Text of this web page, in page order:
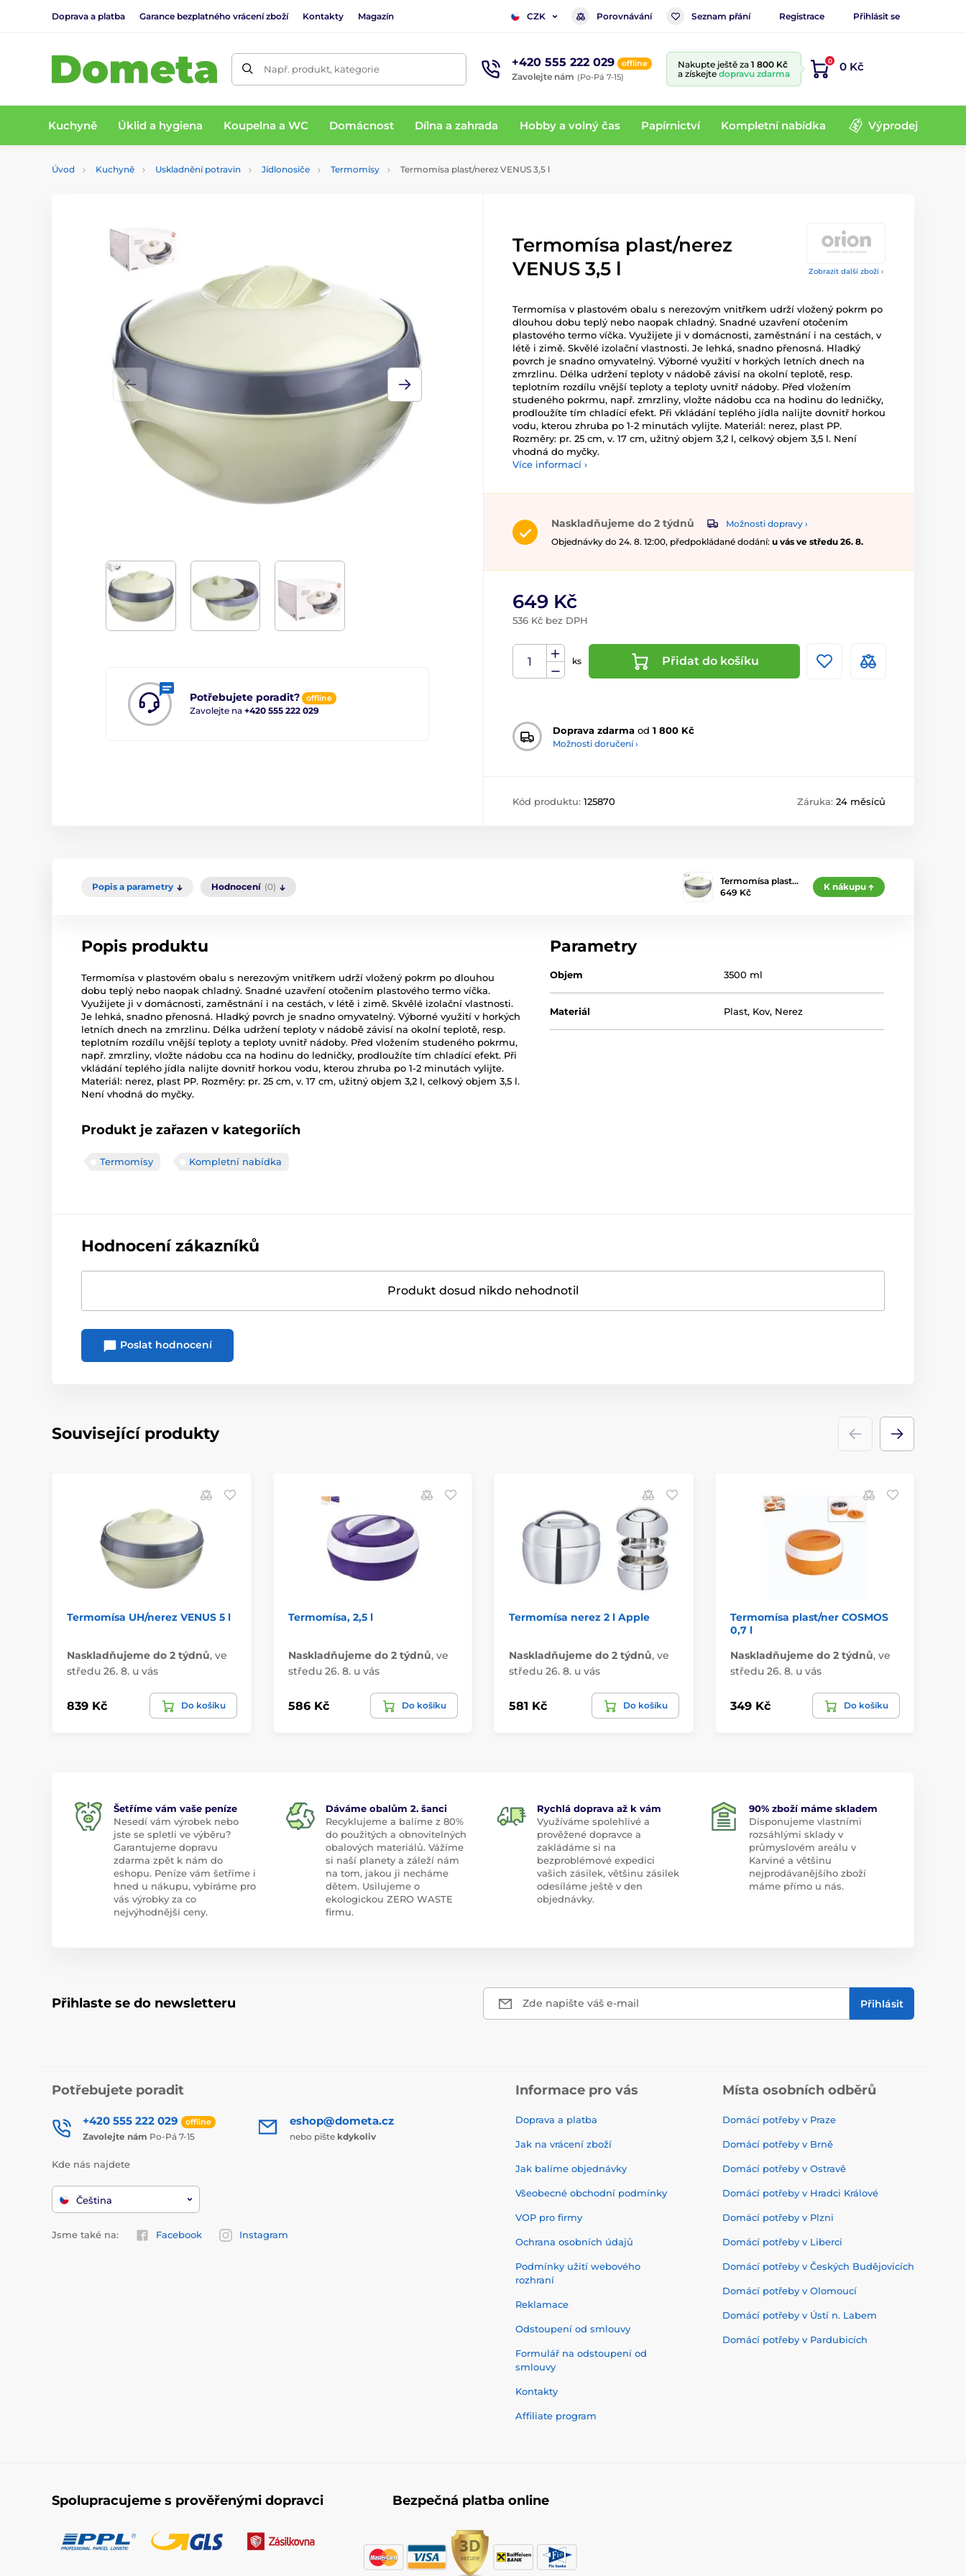
Doprava a platba Garance bezplatného vrácení zboží Kontakty Magazín CZK Porovnávání Seznam přání Registrace Přihlásit se
Např. produkt, kategorie +420 555 222 029 offline
Zavolejte nám (Po-Pá 7-15)
Nakupte ještě za 1 800 Kč
a získejte dopravu zdarma
0 0 Kč
Kuchyně Úklid a hygiena Koupelna a WC Domácnost Dílna a zahrada Hobby a volný čas Papírnictví Kompletní nabídka Výprodej
Úvod Kuchyně Uskladnění potravin Jídlonosiče Termomísy Termomísa plast/nerez VENUS 3,5 l
Zobrazit další zboží ›
Potřebujete poradit? offline
Zavolejte na +420 555 222 029
Termomísa plast/nerez
VENUS 3,5 l
Termomísa v plastovém obalu s nerezovým vnitřkem udrží vložený pokrm po
dlouhou dobu teplý nebo naopak chladný. Snadné uzavření otočením
plastového termo víčka. Využijete ji v domácnosti, zaměstnání i na cestách, v
létě i zimě. Skvělé izolační vlastnosti. Je lehká, snadno přenosná. Hladký
povrch je snadno omyvatelný. Výborné využití v horkých letních dnech na
zmrzlinu. Délka udržení teploty v nádobě závisí na okolní teplotě, resp.
teplotním rozdílu vnější teploty a teploty uvnitř nádoby. Před vložením
studeného pokrmu, např. zmrzliny, vložte nádobu cca na hodinu do ledničky,
prodloužíte tím chladící efekt. Při vkládání teplého jídla nalijte dovnitř horkou
vodu, kterou zhruba po 1-2 minutách vylijte. Materiál: nerez, plast PP.
Rozměry: pr. 25 cm, v. 17 cm, užitný objem 3,2 l, celkový objem 3,5 l. Není
vhodná do myčky.
Více informací ›
Naskladňujeme do 2 týdnů
Možnosti dopravy ›
Objednávky do 24. 8. 12:00, předpokládané dodání: u vás ve středu 26. 8.
649 Kč
536 Kč bez DPH
ks Přidat do košíku
Doprava zdarma od 1 800 Kč
Možnosti doručení ›
Kód produktu: 125870 Záruka: 24 měsíců
Popis a parametry Hodnocení (0)
Termomísa plast…
649 Kč
K nákupu
Popis produktu
Termomísa v plastovém obalu s nerezovým vnitřkem udrží vložený pokrm po dlouhou
dobu teplý nebo naopak chladný. Snadné uzavření otočením plastového termo víčka.
Využijete ji v domácnosti, zaměstnání i na cestách, v létě i zimě. Skvělé izolační vlastnosti.
Je lehká, snadno přenosná. Hladký povrch je snadno omyvatelný. Výborné využití v horkých
letních dnech na zmrzlinu. Délka udržení teploty v nádobě závisí na okolní teplotě, resp.
teplotním rozdílu vnější teploty a teploty uvnitř nádoby. Před vložením studeného pokrmu,
např. zmrzliny, vložte nádobu cca na hodinu do ledničky, prodloužíte tím chladící efekt. Při
vkládání teplého jídla nalijte dovnitř horkou vodu, kterou zhruba po 1-2 minutách vylijte.
Materiál: nerez, plast PP. Rozměry: pr. 25 cm, v. 17 cm, užitný objem 3,2 l, celkový objem 3,5 l.
Není vhodná do myčky.
Produkt je zařazen v kategoriích
Termomísy Kompletní nabídka
Parametry
Objem 3500 ml
Materiál Plast, Kov, Nerez
Hodnocení zákazníků
Produkt dosud nikdo nehodnotil
Poslat hodnocení
Související produkty
Termomísa UH/nerez VENUS 5 l
Naskladňujeme do 2 týdnů, ve
středu 26. 8. u vás
839 Kč Do košíku
Termomísa, 2,5 l
Naskladňujeme do 2 týdnů, ve
středu 26. 8. u vás
586 Kč Do košíku
Termomísa nerez 2 l Apple
Naskladňujeme do 2 týdnů, ve
středu 26. 8. u vás
581 Kč Do košíku
Termomísa plast/ner COSMOS
0,7 l
Naskladňujeme do 2 týdnů, ve
středu 26. 8. u vás
349 Kč Do košíku
Šetříme vám vaše peníze
Nesedí vám výrobek nebo
jste se spletli ve výběru?
Garantujeme dopravu
zdarma zpět k nám do
eshopu. Peníze vám šetříme i
hned u nákupu, vybíráme pro
vás výrobky za co
nejvýhodnější ceny.
Dáváme obalům 2. šanci
Recyklujeme a balíme z 80%
do použitých a obnovitelných
obalových materiálů. Vážíme
si naší planety a záleží nám
na tom, jakou ji necháme
dětem. Usilujeme o
ekologickou ZERO WASTE
firmu.
Rychlá doprava až k vám
Využíváme spolehlivé a
prověžené dopravce a
zakládáme si na
bezproblémové expedici
vašich zásilek, většinu zásilek
odesíláme ještě v den
objednávky.
90% zboží máme skladem
Disponujeme vlastními
rozsáhlými sklady v
průmyslovém areálu v
Karviné a většinu
nejprodávanějšího zboží
máme přímo u nás.
Přihlaste se do newsletteru Zde napište váš e-mail Přihlásit
Potřebujete poradit
+420 555 222 029 offline
Zavolejte nám Po-Pá 7-15
eshop@dometa.cz
nebo pište kdykoliv
Kde nás najdete
Čeština
Jsme také na: Facebook Instagram
Informace pro vás
Doprava a platba
Jak na vrácení zboží
Jak balíme objednávky
Všeobecné obchodní podmínky
VOP pro firmy
Ochrana osobních údajů
Podmínky užití webového
rozhraní
Reklamace
Odstoupení od smlouvy
Formulář na odstoupení od
smlouvy
Kontakty
Affiliate program
Místa osobních odběrů
Domácí potřeby v Praze
Domácí potřeby v Brně
Domácí potřeby v Ostravě
Domácí potřeby v Hradci Králové
Domácí potřeby v Plzni
Domácí potřeby v Liberci
Domácí potřeby v Českých Budějovicích
Domácí potřeby v Olomoucí
Domácí potřeby v Ústí n. Labem
Domácí potřeby v Pardubicích
Spolupracujeme s prověřenými dopravci Bezpečná platba online